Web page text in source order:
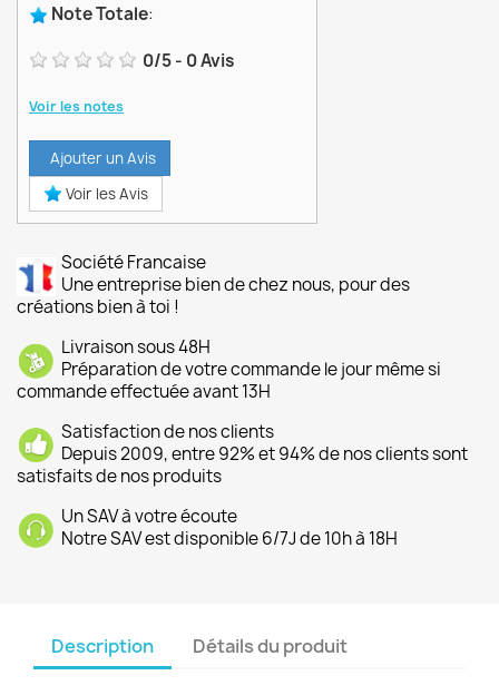
Note Totale:
0/5- 0Avis
Voir les notes
Ajouter un Avis
Voir les Avis
Société Francaise
Une entreprise bien de chez nous, pour des
créations bien à toi !
Livraison sous 48H
Préparation de votre commande le jour même si
commande effectuée avant 13H
Satisfaction de nos clients
Depuis 2009, entre 92% et 94% de nos clients sont
satisfaits de nos produits
Un SAV à votre écoute
Notre SAV est disponible 6/7J de 10h à 18H
Description Détails du produit